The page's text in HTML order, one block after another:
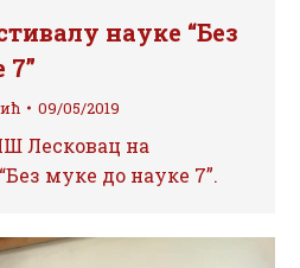
науке “Без
09/05/2019
Лесковац на
муке до науке 7”.